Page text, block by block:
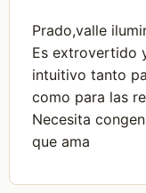
Prado,valle
Es extrovertido
intuitivo tanto
como para las
Necesita
que ama